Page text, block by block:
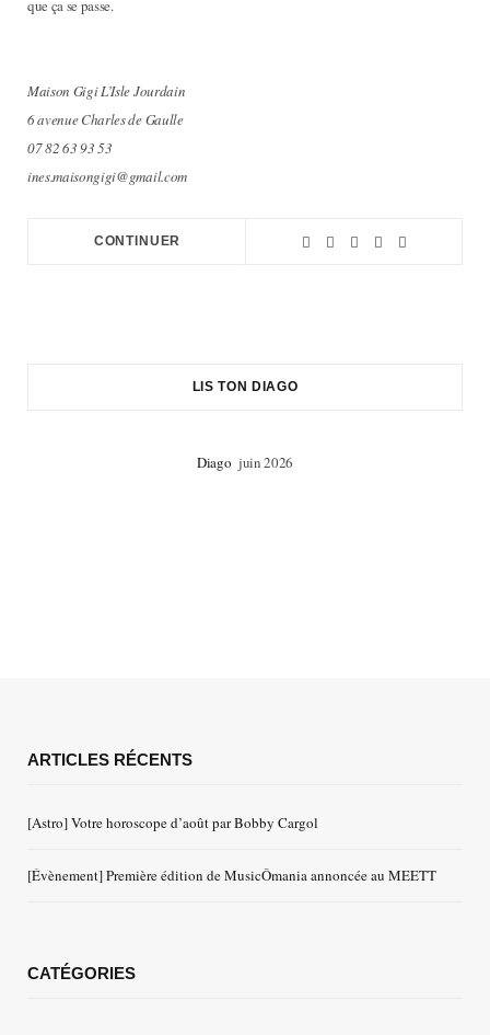
que ça se passe.
Maison Gigi L’Isle Jourdain
6 avenue Charles de Gaulle
07 82 63 93 53
ines.maisongigi@gmail.com
CONTINUER
LIS TON DIAGO
Diago juin 2026
ARTICLES RÉCENTS
[Astro] Votre horoscope d’août par Bobby Cargol
[Évènement] Première édition de MusicÔmania annoncée au MEETT
CATÉGORIES